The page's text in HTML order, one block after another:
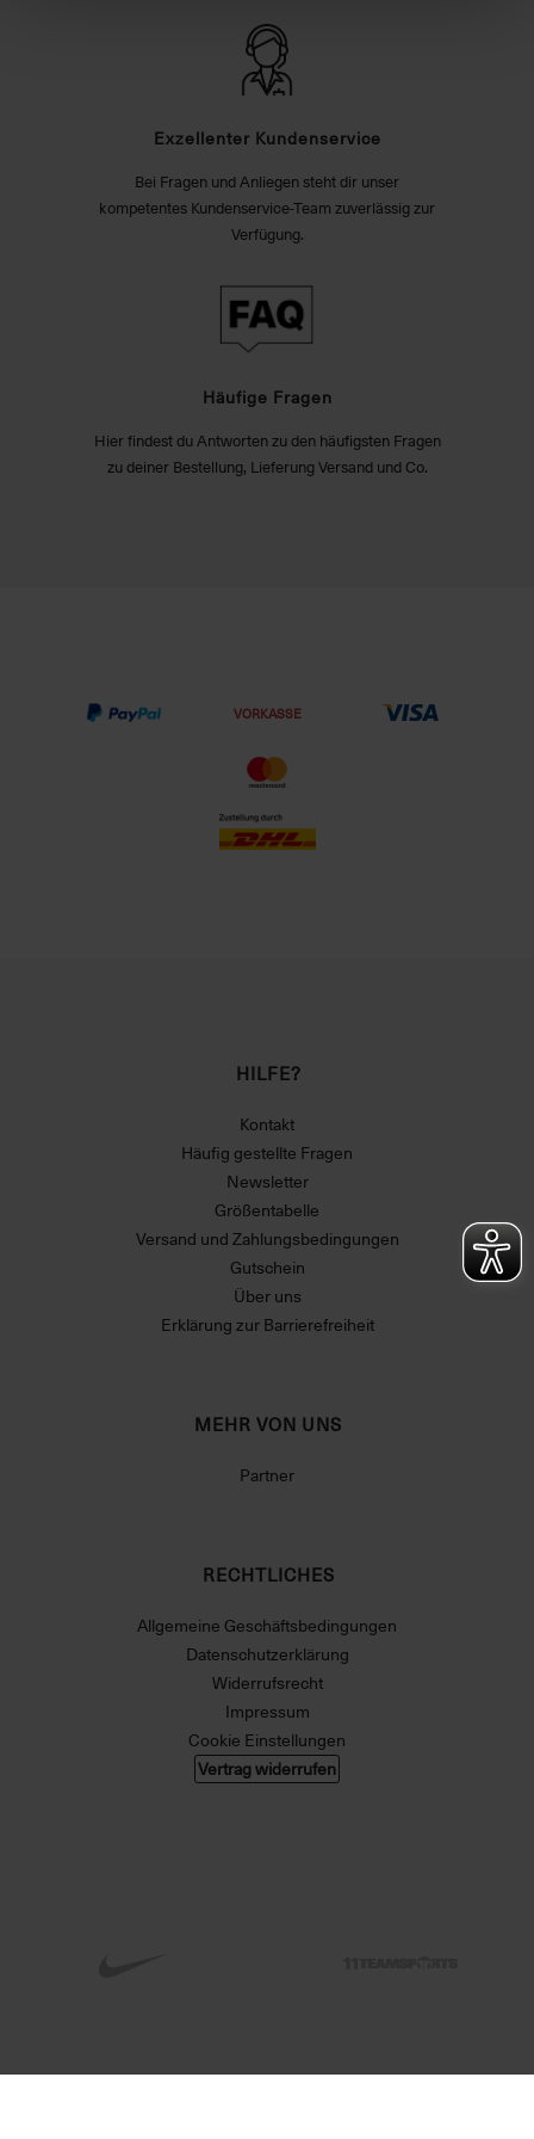
Exzellenter Kundenservice
Bei Fragen und Anliegen steht dir unser
kompetentes Kundenservice-Team zuverlässig zur
Verfügung.
Häufige Fragen
Hier findest du Antworten zu den häufigsten Fragen
zu deiner Bestellung, Lieferung Versand und Co.
VORKASSE
HILFE?
Kontakt
Häufig gestellte Fragen
Newsletter
Größentabelle
Versand und Zahlungsbedingungen
Gutschein
Über uns
Erklärung zur Barrierefreiheit
MEHR VON UNS
Partner
RECHTLICHES
Allgemeine Geschäftsbedingungen
Datenschutzerklärung
Widerrufsrecht
Impressum
Cookie Einstellungen
Vertrag widerrufen